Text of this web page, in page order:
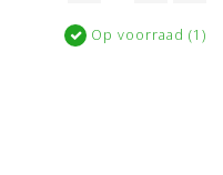
Op voorraad (1)